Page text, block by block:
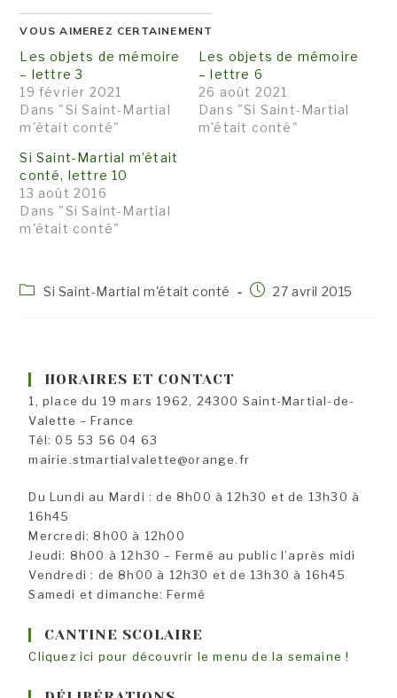
VOUS AIMEREZ CERTAINEMENT
Les objets de mémoire
– lettre 3
19 février 2021
Dans "Si Saint-Martial
m'était conté"
Les objets de mémoire
– lettre 6
26 août 2021
Dans "Si Saint-Martial
m'était conté"
Si Saint-Martial m’était
conté, lettre 10
13 août 2016
Dans "Si Saint-Martial
m'était conté"
PostSi Saint-Martial m'était conté
Publication
27 avril 2015
HORAIRES ET CONTACT
1, place du 19 mars 1962, 24300 Saint-Martial-de-
Valette – France
Tél: 05 53 56 04 63
mairie.stmartialvalette@orange.fr
Du Lundi au Mardi : de 8h00 à 12h30 et de 13h30 à
16h45
Mercredi: 8h00 à 12h00
Jeudi: 8h00 à 12h30 – Fermé au public l’après midi
Vendredi : de 8h00 à 12h30 et de 13h30 à 16h45
Samedi et dimanche: Fermé
CANTINE SCOLAIRE
Cliquez ici pour découvrir le menu de la semaine !